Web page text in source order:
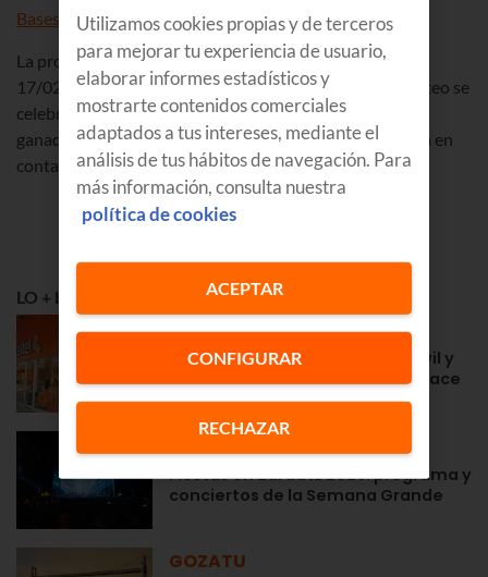
Bases legales
La promoción se llevará a cabo del 13/02/2020 al
17/02/2020. Exclusivo para clientes de Euskaltel. El sorteo se
celebrará el 18/02/2020 publicando los nombres de los
ganadores en la web el 20/02/2020. Euskaltel se pondrá en
contacto con los ganadores vía telefónica.
LO + LEÍDO
APRENDE
Euskaltel en Navarra: fibra, móvil y
la cercanía de siempre desde hace
años
Fiestas en Zarautz 2026: programa y
conciertos de la Semana Grande
GOZATU
Utilizamos cookies propias y de terceros
para mejorar tu experiencia de usuario,
elaborar informes estadísticos y
mostrarte contenidos comerciales
adaptados a tus intereses, mediante el
análisis de tus hábitos de navegación. Para
más información, consulta nuestra
política de cookies
CONFIGURAR
RECHAZAR
ACEPTAR